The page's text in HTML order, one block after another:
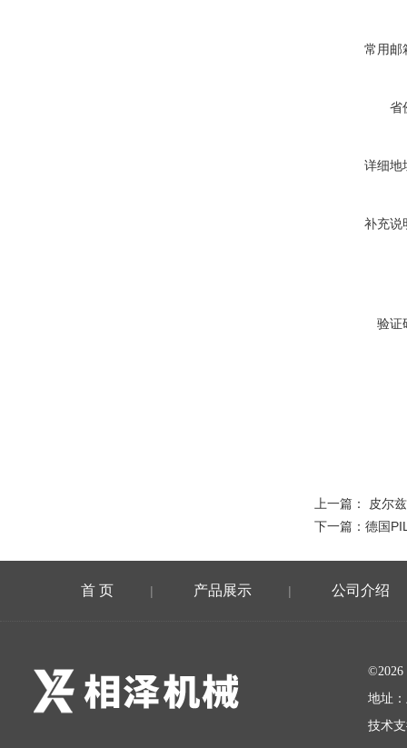
常用邮
省
详细地
补充说
验证
上一篇：
皮尔
下一篇： 德国
首 页 | 产品展示 | 公司介绍
地址
技术